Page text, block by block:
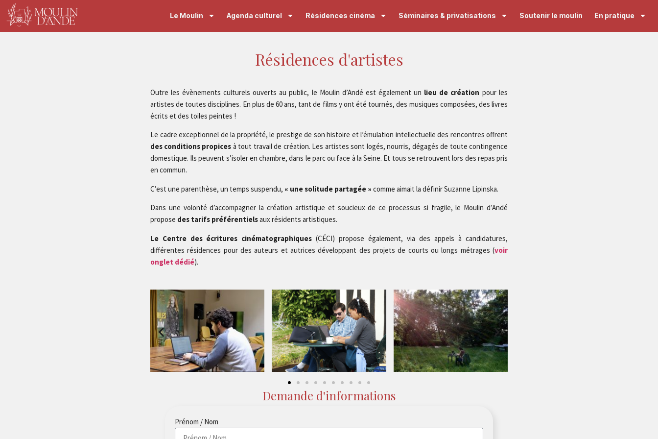
Le Moulin Agenda culturel Résidences cinéma Séminaires & privatisations Soutenir le moulin En pratique
Résidences d'artistes
Outre les évènements culturels ouverts au public, le Moulin d’Andé est également un lieu de création pour les
artistes de toutes disciplines. En plus de 60 ans, tant de films y ont été tournés, des musiques composées, des livres
écrits et des toiles peintes !
Le cadre exceptionnel de la propriété, le prestige de son histoire et l’émulation intellectuelle des rencontres offrent
des conditions propices à tout travail de création. Les artistes sont logés, nourris, dégagés de toute contingence
domestique. Ils peuvent s’isoler en chambre, dans le parc ou face à la Seine. Et tous se retrouvent lors des repas pris
en commun.
C’est une parenthèse, un temps suspendu, « une solitude partagée » comme aimait la définir Suzanne Lipinska.
Dans une volonté d’accompagner la création artistique et soucieux de ce processus si fragile, le Moulin d’Andé
propose des tarifs préférentielsaux résidents artistiques.
Le Centre des écritures cinématographiques (CÉCI) propose également, via des appels à candidatures,
différentes résidences pour des auteurs et autrices développant des projets de courts ou longs métrages (voir
onglet dédié).
Demande d'informations
Prénom / Nom